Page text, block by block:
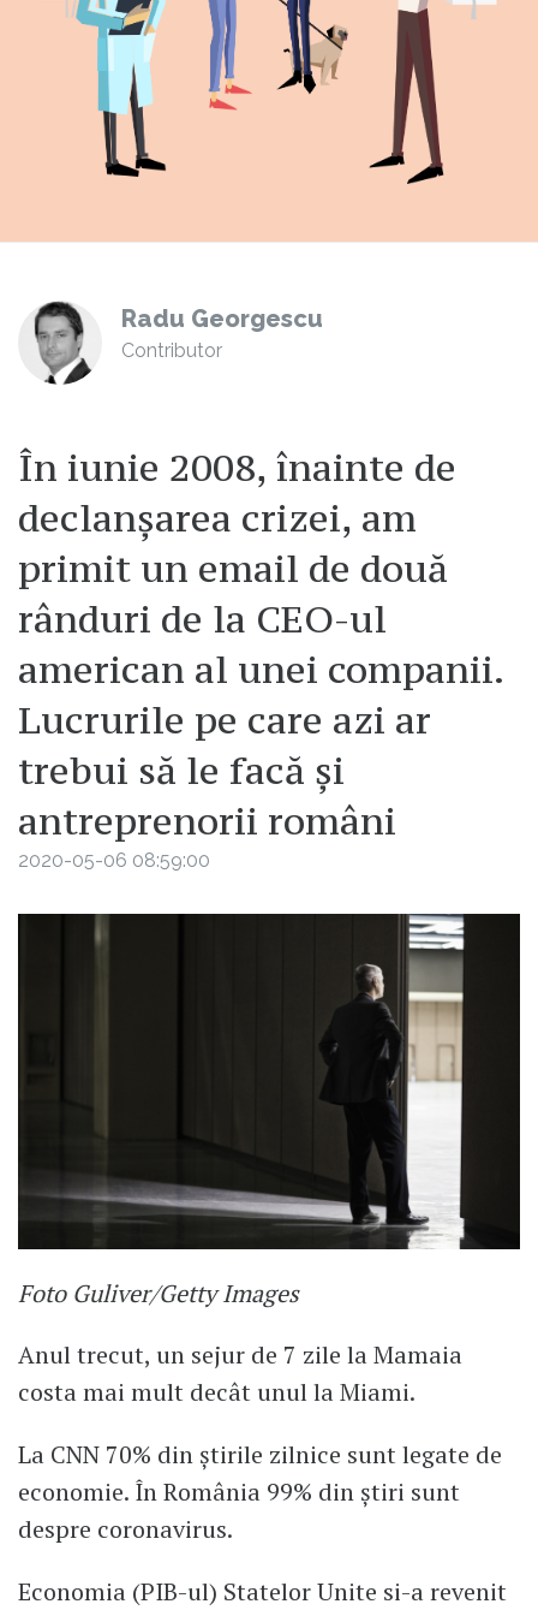
Radu Georgescu
Contributor
În iunie 2008, înainte de
declanșarea crizei, am
primit un email de două
rânduri de la CEO-ul
american al unei companii.
Lucrurile pe care azi ar
trebui să le facă și
antreprenorii români
2020-05-06 08:59:00
Foto Guliver/Getty Images
Anul trecut, un sejur de 7 zile la Mamaia
costa mai mult decât unul la Miami.
La CNN 70% din știrile zilnice sunt legate de
economie. În România 99% din știri sunt
despre coronavirus.
Economia (PIB-ul) Statelor Unite si-a revenit